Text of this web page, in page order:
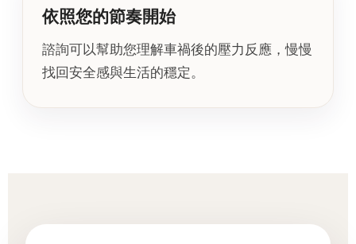
依照您的節奏開始
諮詢可以幫助您理解車禍後的壓力反應，慢慢
找回安全感與生活的穩定。